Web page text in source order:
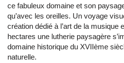
ce fabuleux domaine et son
qu’avec les oreilles. Un voyage
création dédié à l’art de la musique
hectares une lutherie paysagère
domaine historique du XVIIème
naturelle.